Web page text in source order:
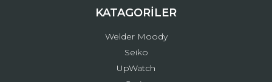
KATAGORİLER
Welder Moody
Seiko
UpWatch